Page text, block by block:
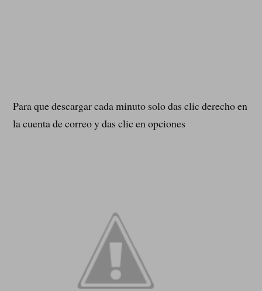
Para que descargar cada minuto solo das clic derecho en
la cuenta de correo y das clic en opciones